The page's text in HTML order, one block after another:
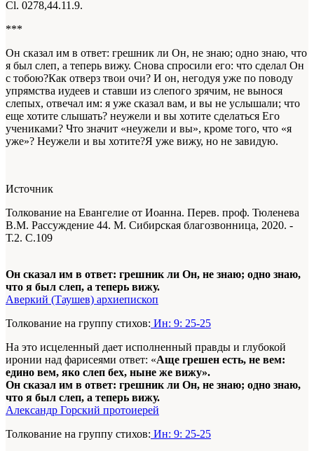
Сl. 0278,44.11.9.
***
Он сказал им в ответ: грешник ли Он, не знаю; одно знаю, что
я был слеп, а теперь вижу. Снова спросили его: что сделал Он
с тобою?Как отверз твои очи? И он, негодуя уже по поводу
упрямства иудеев и ставши из слепого зрячим, не вынося
слепых, отвечал им: я уже сказал вам, и вы не услышали; что
еще хотите слышать? неужели и вы хотите сделаться Его
учениками? Что значит «неужели и вы», кроме того, что «я
уже»? Неужели и вы хотите?Я уже вижу, но не завидую.
Источник
Толкование на Евангелие от Иоанна. Перев. проф. Тюленева
В.М. Рассуждение 44. М. Сибирская благозвонница, 2020. -
Т.2. С.109
Он сказал им в ответ: грешник ли Он, не знаю; одно знаю,
что я был слеп, а теперь вижу.
Аверкий (Таушев) архиепископ
Толкование на группу стихов: Ин: 9: 25-25
На это исцеленный дает исполненный правды и глубокой
иронии над фарисеями ответ: «Аще грешен есть, не вем:
едино вем, яко слеп бех, ныне же вижу».
Он сказал им в ответ: грешник ли Он, не знаю; одно знаю,
что я был слеп, а теперь вижу.
Александр Горский протоиерей
Толкование на группу стихов: Ин: 9: 25-25